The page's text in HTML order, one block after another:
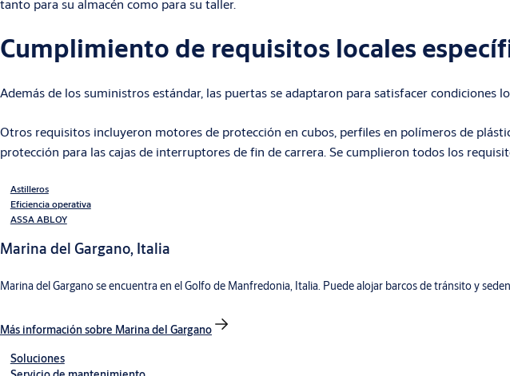
tanto para su almacén como para su taller.
Cumplimiento de requisitos locales
Además de los suministros estándar, las puertas se adaptaron para satisfacer condiciones
Otros requisitos incluyeron motores de protección en cubos, perfiles en polímeros de
protección para las cajas de interruptores de fin de carrera. Se cumplieron todos los
Astilleros
Eficiencia operativa
ASSA ABLOY
Marina del Gargano, Italia
Marina del Gargano se encuentra en el Golfo de Manfredonia, Italia. Puede alojar barcos de tránsito y
Más información sobre Marina del Gargano
Soluciones